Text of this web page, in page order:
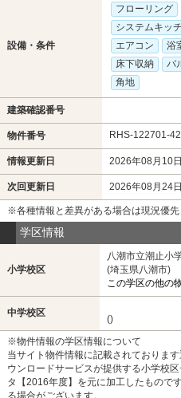
設備・条件
フローリング
システムキッ
エアコン
浴
床下収納
バ
角地
建築確認番号
物件番号 RHS-122701-
情報更新日 2026年08月10日
次回更新日 2026年08月24日
※各種情報と差異がある場合は現況優
学区情報
小学校区
八潮市立潮止小
(埼玉県八潮市)
この学区の他の
中学校区
()
※物件情報の学区情報について
当サイト物件情報に記載されておりま
ウンロードサービスが提供する小学校
タ【2016年度】を元に加工したもので
る場合がございます。